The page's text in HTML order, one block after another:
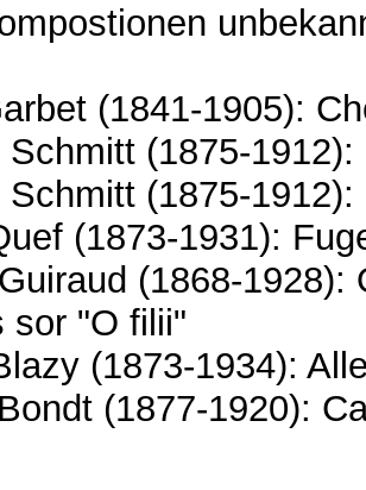
(1841-1905):
(1875-
(1875-
(1873-1931):
(1868-
sor "O filii"
(1873-1934):
(1877-1920):